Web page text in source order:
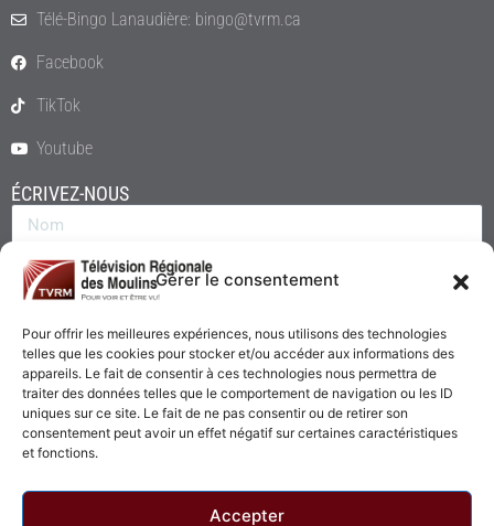
Gérer le consentement
Pour offrir les meilleures expériences, nous utilisons des technologies
telles que les cookies pour stocker et/ou accéder aux informations des
appareils. Le fait de consentir à ces technologies nous permettra de
traiter des données telles que le comportement de navigation ou les ID
uniques sur ce site. Le fait de ne pas consentir ou de retirer son
consentement peut avoir un effet négatif sur certaines caractéristiques
et fonctions.
Accepter
Télé-Bingo Lanaudière: bingo@tvrm.ca
Facebook
TikTok
Youtube
ÉCRIVEZ-NOUS